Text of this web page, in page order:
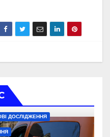
ДОСЛІДЖЕННЯ